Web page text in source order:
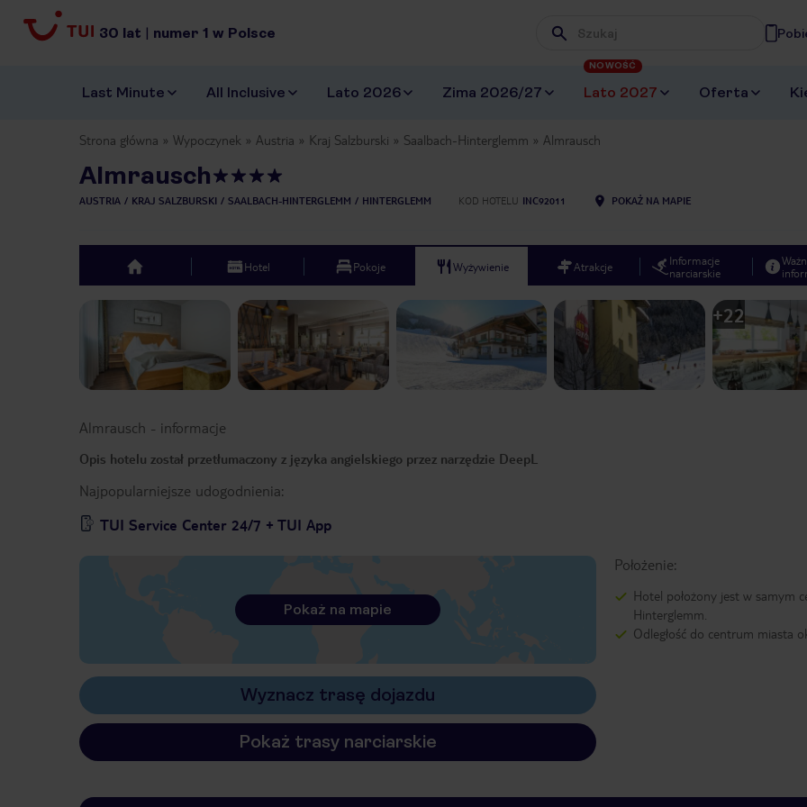
30 lat | numer 1 w Polsce Wpisz frazę, której szukasz
Last Minute All Inclusive Lato 2026 Zima 2026/27 Lato 2027
NOWOŚĆ
Oferta
Strona główna Wypoczynek Austria Kraj Salzburski Saalbach-Hinterglemm Almrausch
Almrausch
AUSTRIA KRAJ SALZBURSKI SAALBACH-HINTERGLEMM HINTERGLEMM KOD HOTELU INC92011 POKAŻ NA MAPIE
top Hotel Pokoje Wyżywienie Atrakcje
Informacje
narciarskie
Previous slide +22
Almrausch - informacje
Opis hotelu został przetłumaczony z języka angielskiego przez narzędzie DeepL
Najpopularniejsze udogodnienia:
TUI Service Center 24/7 + TUI App
Położenie:
Hotel położony jest w samym
Hinterglemm.
Odległość do centrum miasta
Pokaż na mapie
Wyznacz trasę dojazdu
Pokaż trasy narciarskie